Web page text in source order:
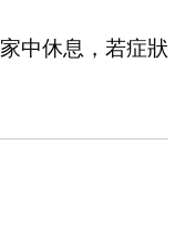
中休息，若症狀